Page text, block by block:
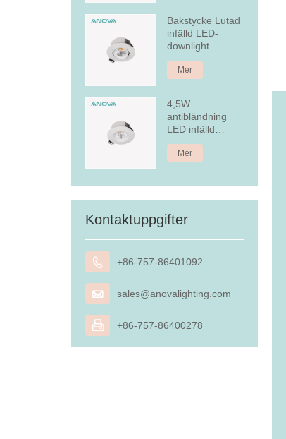
Bakstycke Lutad
infälld LED-
downlight
Mer
4,5W
antibländning
LED infälld
nedljus
Mer
Kontaktuppgifter
 +86-757-86401092
 sales@anovalighting.com
 +86-757-86400278